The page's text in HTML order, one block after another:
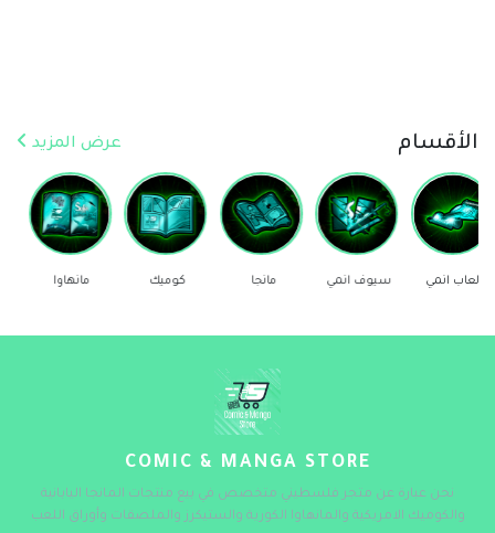
الأقسام عرض المزيد
سيوف انمي مانجا كوميك مانهاوا ستيكرز
COMIC & MANGA STORE
نحن عبارة عن متجر فلسطيني متخصص في بيع منتجات المانجا اليابانية
والكوميك الامريكية والمانهاوا الكورية والستيكرز والملصقات وأوراق اللعب